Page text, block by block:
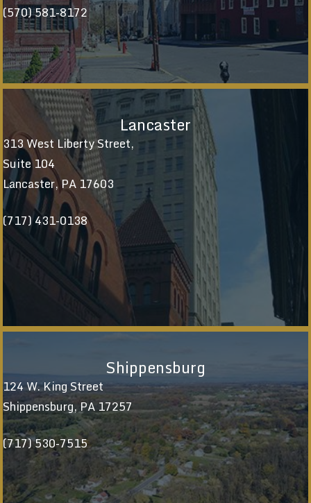
(570) 581-8172
Lancaster
313 West Liberty Street,
Suite 104
Lancaster, PA 17603
(717) 431-0138
Shippensburg
124 W. King Street
Shippensburg, PA 17257
(717) 530-7515